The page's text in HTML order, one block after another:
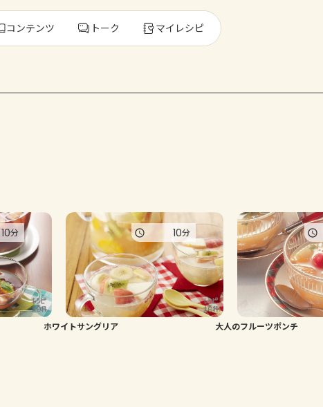
レシピ
コンテンツ トーク マイレシピ
10分
ホワイトサングリア
10分
大人のフルーツポンチ